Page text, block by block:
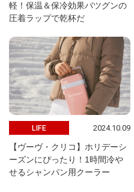
軽！保温＆保冷効果バツグンの
圧着ラップで乾杯だ
LIFE 2024.10.09
【ヴーヴ・クリコ】ホリデーシ
ーズンにぴったり！1時間冷や
せるシャンパン用クーラー